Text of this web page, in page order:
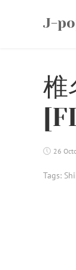
J-
椎
26
Tags: